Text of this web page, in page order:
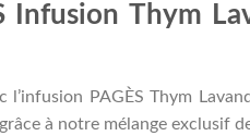
Infusion Thym
PAGÈS Thym
à notre mélange exclusif